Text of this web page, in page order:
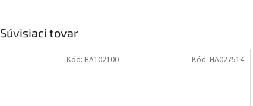
Súvisiaci tovar
Kód: HA102100 Kód: HA027514